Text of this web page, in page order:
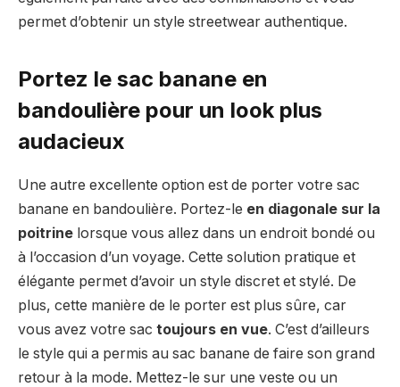
permet d’obtenir un style streetwear authentique.
Portez le sac banane en
bandoulière pour un look plus
audacieux
Une autre excellente option est de porter votre sac
banane en bandoulière. Portez-le en diagonale sur la
poitrine lorsque vous allez dans un endroit bondé ou
à l’occasion d’un voyage. Cette solution pratique et
élégante permet d’avoir un style discret et stylé. De
plus, cette manière de le porter est plus sûre, car
vous avez votre sac toujours en vue. C’est d’ailleurs
le style qui a permis au sac banane de faire son grand
retour à la mode. Mettez-le sur une veste ou un